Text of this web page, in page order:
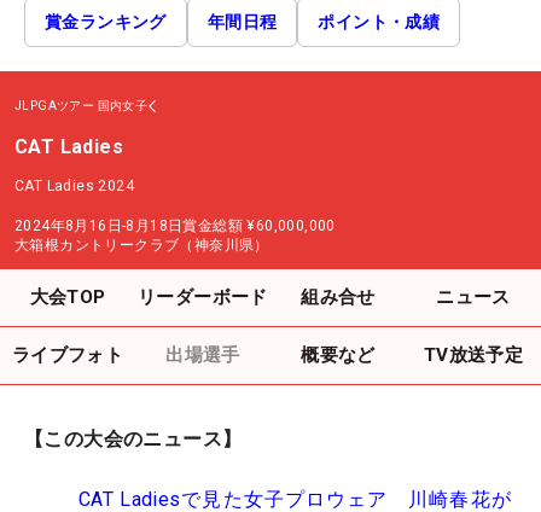
賞金ランキング 年間日程 ポイント・成績
JLPGAツアー 国内女子
CAT Ladies
CAT Ladies 2024
2024年8月16日-8月18日賞金総額 ¥60,000,000
大箱根カントリークラブ（神奈川県）
大会TOP リーダーボード 組み合せ ニュース
ライブフォト 出場選手 概要など TV放送予定
【この大会のニュース】
CAT Ladiesで見た女子プロウェア 川崎春花が